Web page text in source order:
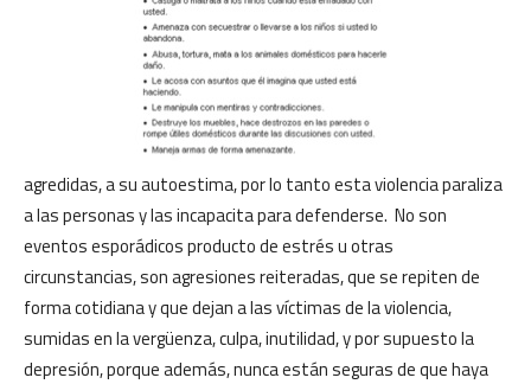
agredidas, a su autoestima, por lo tanto esta violencia paraliza
a las personas y las incapacita para defenderse. No son
eventos esporádicos producto de estrés u otras
circunstancias, son agresiones reiteradas, que se repiten de
forma cotidiana y que dejan a las víctimas de la violencia,
sumidas en la vergüenza, culpa, inutilidad, y por supuesto la
depresión, porque además, nunca están seguras de que haya